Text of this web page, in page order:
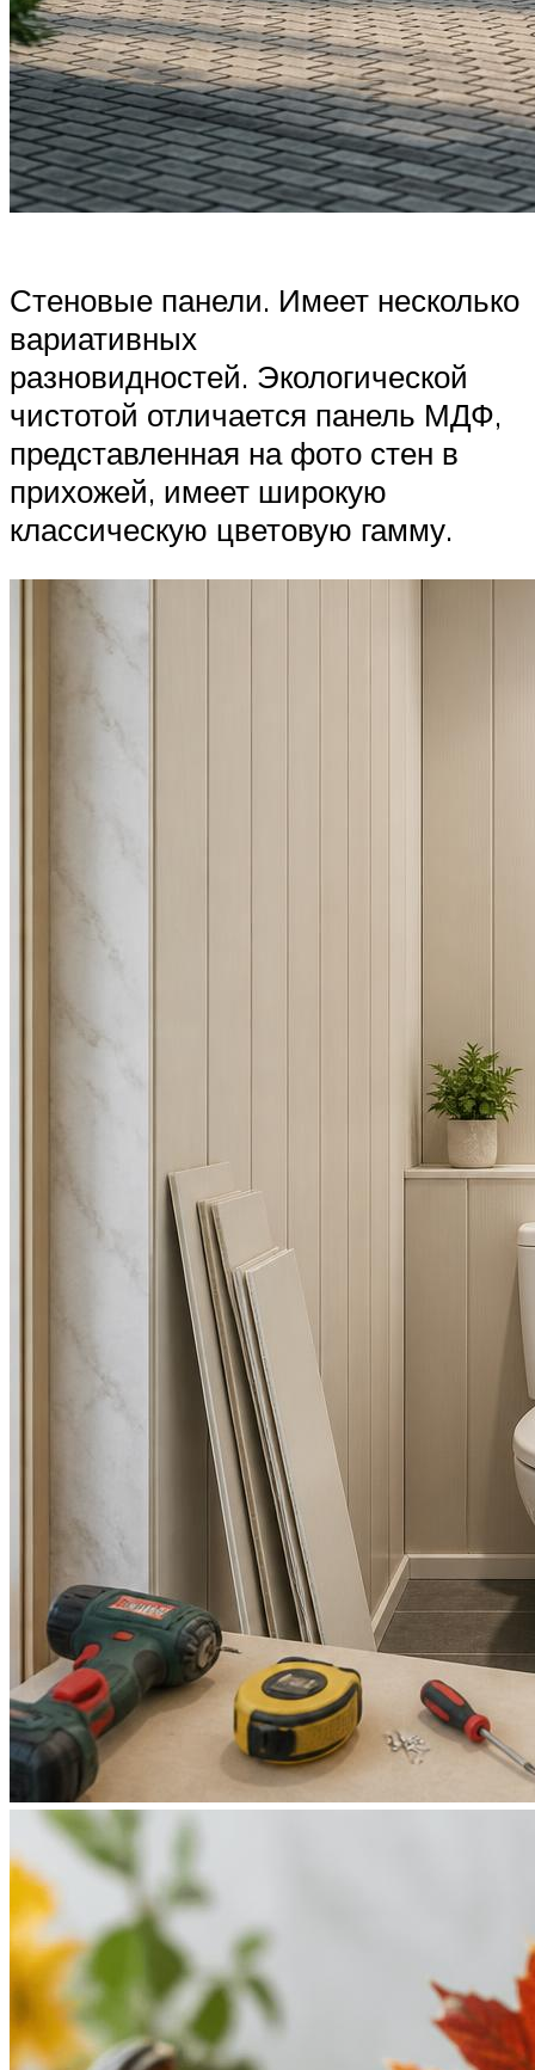
Стеновые панели. Имеет несколько
вариативных
разновидностей. Экологической
чистотой отличается панель МДФ,
представленная на фото стен в
прихожей, имеет широкую
классическую цветовую гамму.